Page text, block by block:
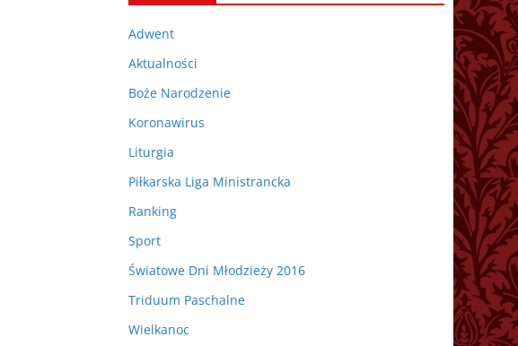
Adwent
Aktualności
Boże Narodzenie
Koronawirus
Liturgia
Piłkarska Liga Ministrancka
Ranking
Sport
Światowe Dni Młodzieży 2016
Triduum Paschalne
Wielkanoc